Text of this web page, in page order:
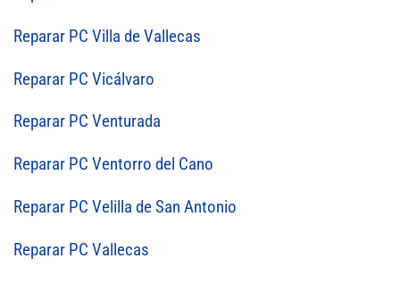
Reparar PC Villa de Vallecas
Reparar PC Vicálvaro
Reparar PC Venturada
Reparar PC Ventorro del Cano
Reparar PC Velilla de San Antonio
Reparar PC Vallecas